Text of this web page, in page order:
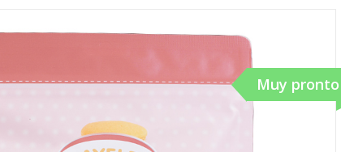
Muy pronto